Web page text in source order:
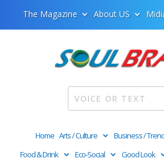
The Magazine About US
Home Arts / Culture Business /
Food & Drink
Eco-Social Good Look